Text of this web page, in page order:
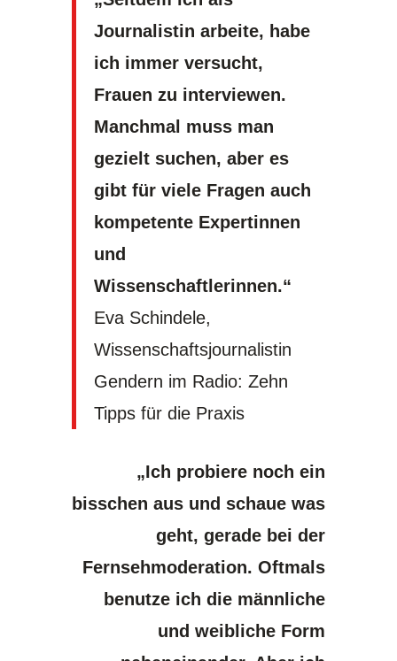
Journalistin arbeite, habe
ich immer versucht,
Frauen zu interviewen.
Manchmal muss man
gezielt suchen, aber es
gibt für viele Fragen auch
kompetente Expertinnen
und
Wissenschaftlerinnen.“
Eva Schindele,
Wissenschaftsjournalistin
Gendern im Radio: Zehn
Tipps für die Praxis
„Ich probiere noch ein
bisschen aus und schaue was
geht, gerade bei der
Fernsehmoderation. Oftmals
benutze ich die männliche
und weibliche Form